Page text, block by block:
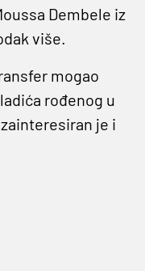
Dembele iz
više.
mogao
rođenog u
je i